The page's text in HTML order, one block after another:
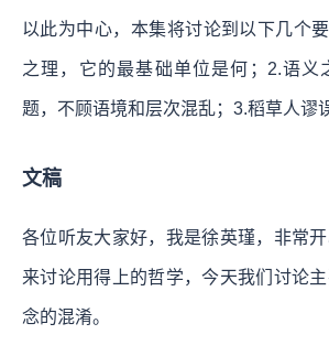
以此为中心，本集将讨论到以下几个
之理，它的最基础单位是何；2.语义
题，不顾语境和层次混乱；3.稻草人谬
文稿
各位听友大家好，我是徐英瑾，非常
来讨论用得上的哲学，今天我们讨论
念的混淆。